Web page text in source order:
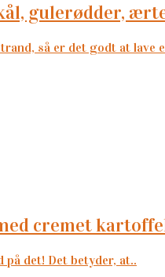
gulerødder,
så er det godt at lave
cremet
det! Det betyder, at..